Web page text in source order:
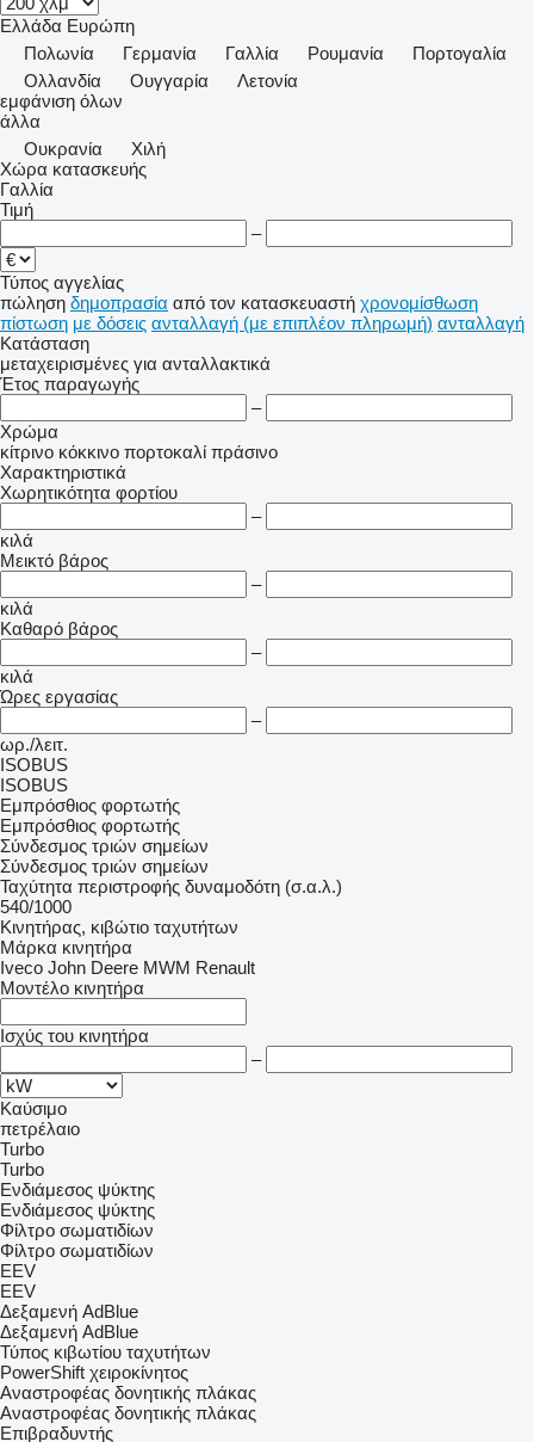
Ελλάδα Ευρώπη
Πολωνία
Γερμανία Γαλλία Ρουμανία
Πορτογαλία
Ολλανδία
Ουγγαρία
Λετονία
εμφάνιση όλων
άλλα
Ουκρανία
Χιλή
Χώρα κατασκευής
Γαλλία
Τιμή
–
Τύπος αγγελίας
πώληση δημοπρασία από τον κατασκευαστή χρονομίσθωση
πίστωση με δόσεις ανταλλαγή (με επιπλέον πληρωμή) ανταλλαγή
Κατάσταση
μεταχειρισμένες για ανταλλακτικά
Έτος παραγωγής
–
Χρώμα
κίτρινο κόκκινο πορτοκαλί πράσινο
Χαρακτηριστικά
Χωρητικότητα φορτίου
–
κιλά
Μεικτό βάρος
–
κιλά
Καθαρό βάρος
–
κιλά
Ώρες εργασίας
–
ωρ./λειτ.
ISOBUS
ISOBUS
Εμπρόσθιος φορτωτής
Εμπρόσθιος φορτωτής
Σύνδεσμος τριών σημείων
Σύνδεσμος τριών σημείων
Ταχύτητα περιστροφής δυναμοδότη (σ.α.λ.)
540/1000
Κινητήρας, κιβώτιο ταχυτήτων
Μάρκα κινητήρα
Iveco John Deere MWM Renault
Μοντέλο κινητήρα
Ισχύς του κινητήρα
–
Καύσιμο
πετρέλαιο
Turbo
Turbo
Ενδιάμεσος ψύκτης
Ενδιάμεσος ψύκτης
Φίλτρο σωματιδίων
Φίλτρο σωματιδίων
EEV
EEV
Δεξαμενή AdBlue
Δεξαμενή AdBlue
Τύπος κιβωτίου ταχυτήτων
PowerShift χειροκίνητος
Αναστροφέας δονητικής πλάκας
Αναστροφέας δονητικής πλάκας
Επιβραδυντής